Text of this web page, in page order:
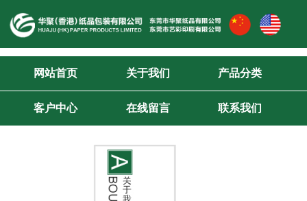
网站首页 关于我们 产品分类
客户中心 在线留言 联系我们